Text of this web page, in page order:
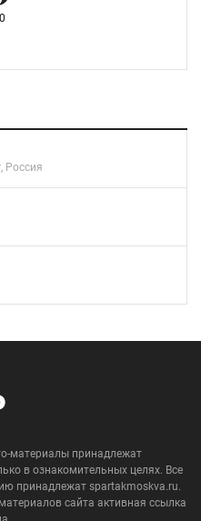
Россия
материалы принадлежат
в ознакомительных целях. Все
принадлежат spartakmoskva.ru.
сайта активная ссылка